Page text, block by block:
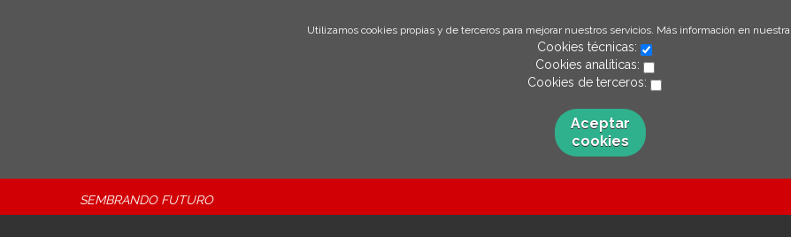
Utilizamos cookies propias y de terceros para mejorar nuestros servicios. Más información en nuestra
Cookies técnicas:
Cookies analíticas:
Cookies de terceros:
Aceptar
cookies
SEMBRANDO FUTURO